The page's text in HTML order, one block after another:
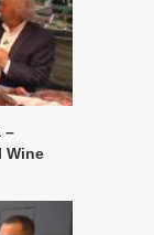
–
Wine